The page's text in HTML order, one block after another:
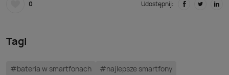
0 Udostępnij:
Tagi
#bateria w smartfonach #najlepsze smartfony